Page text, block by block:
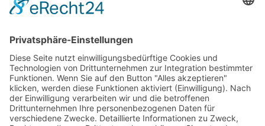
Kontakt
E-Mail:
seeboden@ktn.gde.at
Telefon:+43 4762 81 255-0
Fax: +43 4762 82834
Öffnungszeiten Gemeindeamt